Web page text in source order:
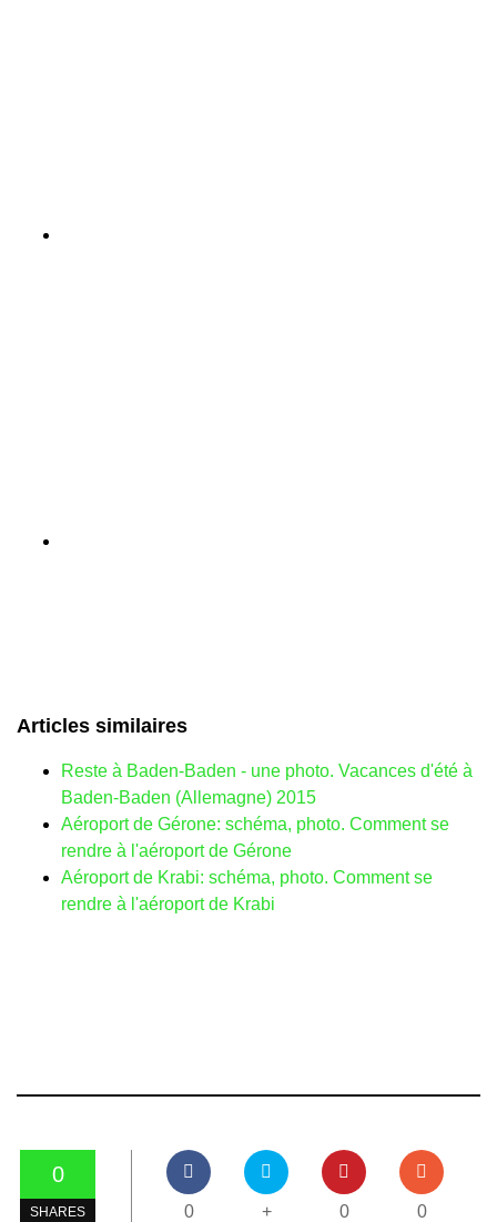
Articles similaires
Reste à Baden-Baden - une photo. Vacances d'été à
Baden-Baden (Allemagne) 2015
Aéroport de Gérone: schéma, photo. Comment se
rendre à l'aéroport de Gérone
Aéroport de Krabi: schéma, photo. Comment se
rendre à l'aéroport de Krabi
0
SHARES 0 + 0 0